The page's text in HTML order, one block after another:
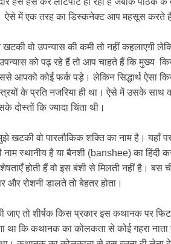
ऐसे में एक तरह का डिस्कनेक्ट आप महसूस करते
खटकी वो उपन्यास की कमी तो नहीं कहलाएगी
को पढ़ रहे हैं तो आप चाहते हैं कि मुख्य
आपको कोई फर्क पड़े। लेकिन सिद्धार्थ ऐसा
के प्रति नजरिया ही था। ऐसे में उसके साथ
कि ज्यादा चिंता थी।
खटकी वो पारलौकिक शक्ति का नाम है। यहाँ
स्थानीय है या बैनशी (banshee) का हिंदी
होती हैं वो इस बंशी से मिलती नहीं है।
रोशनी डालते तो बेहतर होता।
जाए तो शीर्षक किस प्रकार इस कथानक पर
था कि कथानक का कोलकता से कोई गहरा नाता